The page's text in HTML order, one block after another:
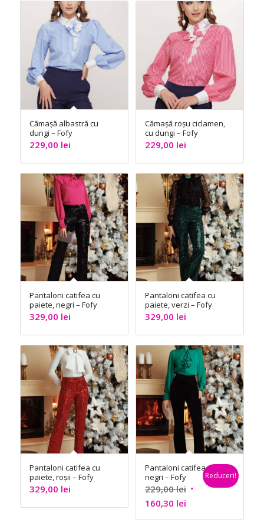
Cămașă albastră cu
dungi – Fofy
229,00 lei
Cămașă roșu ciclamen,
cu dungi – Fofy
229,00 lei
Pantaloni catifea cu
paiete, negri – Fofy
329,00 lei
Pantaloni catifea cu
paiete, verzi – Fofy
329,00 lei
Pantaloni catifea cu
paiete, roșii – Fofy
329,00 lei
Pantaloni catifea
negri – Fofy
229,00lei Prețul
a
160,30 leiPrețul
curent
Reduceri!